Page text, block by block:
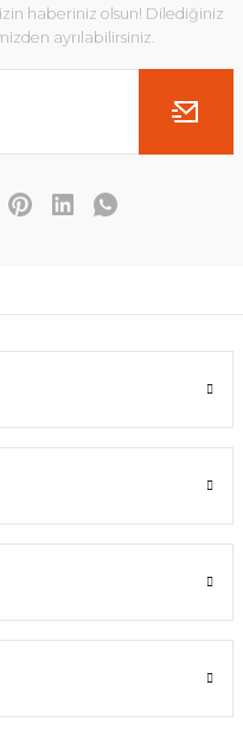
haberiniz olsun! Dilediğiniz
ayrılabilirsiniz.